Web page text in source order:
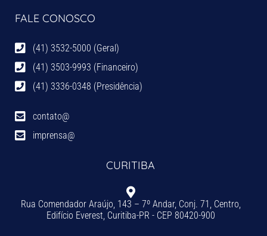
FALE CONOSCO
(41) 3532-5000 (Geral)
(41) 3503-9993 (Financeiro)
(41) 3336-0348 (Presidência)
contato@
imprensa@
CURITIBA
Rua Comendador Araújo, 143 – 7º Andar, Conj. 71, Centro,
Edifício Everest, Curitiba-PR - CEP 80420-900